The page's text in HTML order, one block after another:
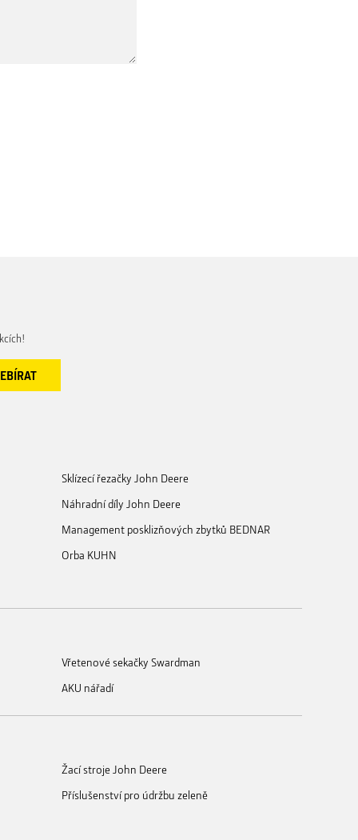
Sklízecí řezačky John Deere
Náhradní díly John Deere
Management posklizňových zbytků BEDNAR
Orba KUHN
Vřetenové sekačky Swardman
AKU nářadí
Žací stroje John Deere
Příslušenství pro údržbu zeleně